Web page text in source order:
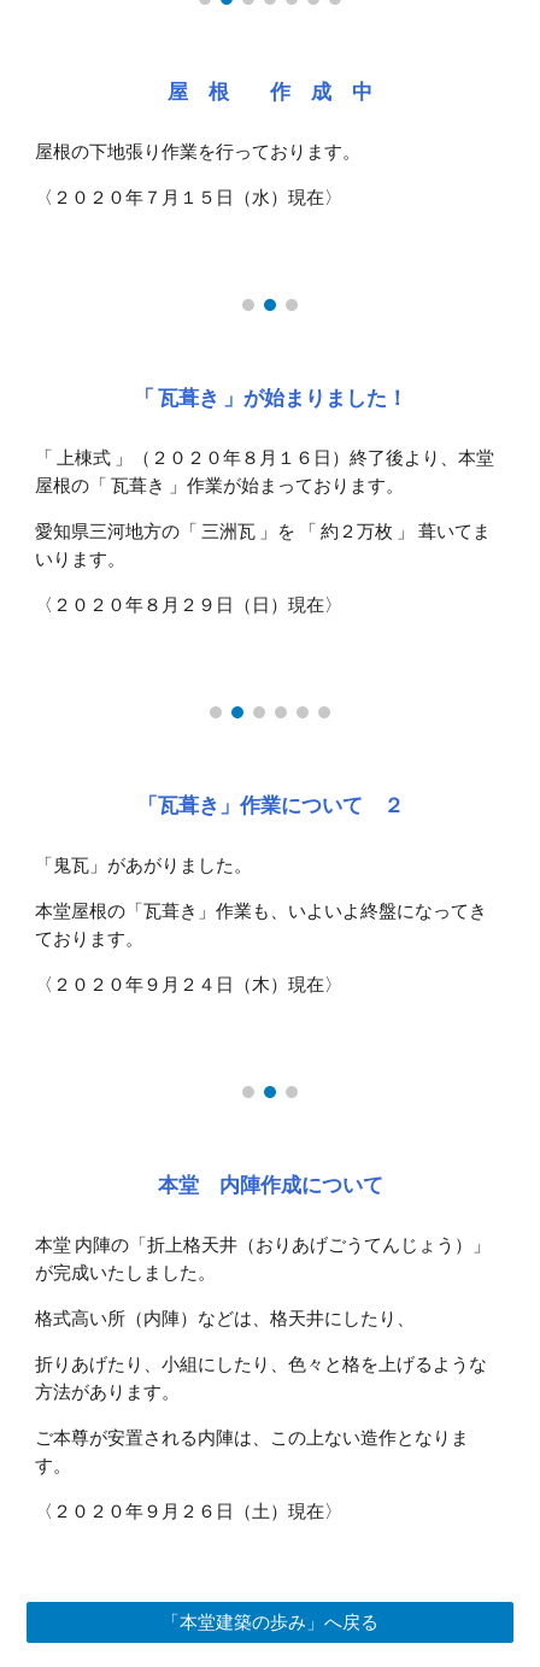
屋 根 作 成 中
屋根の下地張り作業を行っております。
〈２０２０年７月１５日（水）現在〉
「 瓦葺き 」が始まりました！
「 上棟式 」（２０２０年８月１６日）終了後より、本堂
屋根の「 瓦葺き 」作業が始まっております。
愛知県三河地方の「 三洲瓦 」を 「 約２万枚 」 葺いてま
いります。
〈２０２０年８月２９日（日）現在〉
「瓦葺き」作業について ２
「鬼瓦」があがりました。
本堂屋根の「瓦葺き」作業も、いよいよ終盤になってき
ております。
〈２０２０年９月２４日（木）現在〉
本堂 内陣作成について
本堂 内陣の「折上格天井（おりあげごうてんじょう）」
が完成いたしました。
格式高い所（内陣）などは、格天井にしたり、
折りあげたり、小組にしたり、色々と格を上げるような
方法があります。
ご本尊が安置される内陣は、この上ない造作となりま
す。
〈２０２０年９月２６日（土）現在〉
「本堂建築の歩み」へ戻る